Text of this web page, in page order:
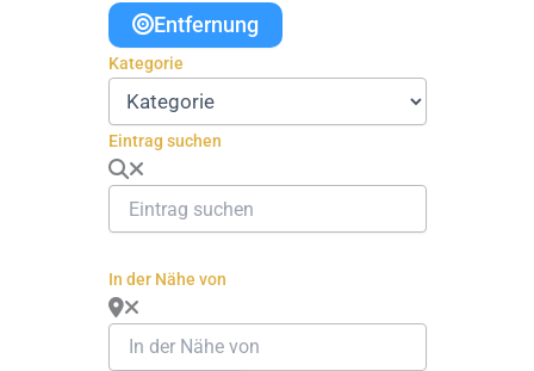
Entfernung
Kategorie
Eintrag suchen
In der Nähe von